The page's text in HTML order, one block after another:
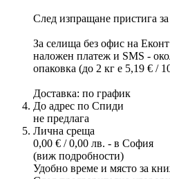
След изпращане пристига
За селища без офис на
наложен платеж и SMS -
опаковка (до 2 кг е 5,19 € /
Доставка: по график
До адрес по Спиди
не предлага
Лична среща
0,00 € / 0,00 лв. - в София
(виж подробности)
Удобно време и място за